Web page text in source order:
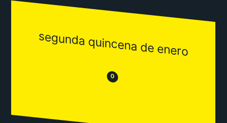
segunda quincena de enero
😒 0 😂